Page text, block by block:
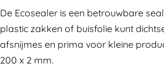
De Ecosealer is een betrouwbare
plastic zakken of buisfolie kunt
afsnijmes en prima voor kleine
200 x 2 mm.